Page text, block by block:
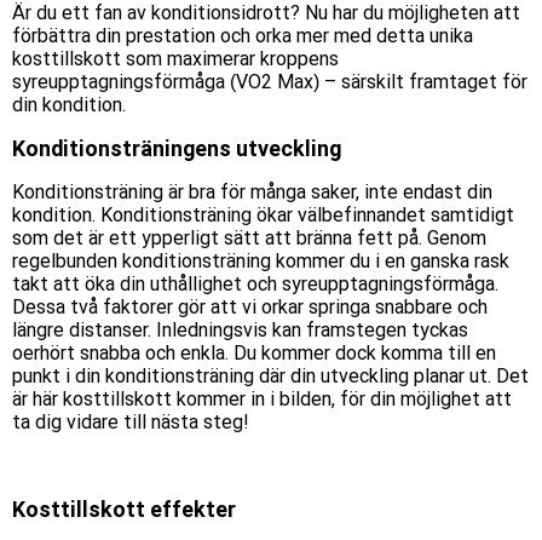
Är du ett fan av konditionsidrott? Nu har du möjligheten att
förbättra din prestation och orka mer med detta unika
kosttillskott som maximerar kroppens
syreupptagningsförmåga (VO2 Max) – särskilt framtaget för
din kondition.
Konditionsträningens utveckling
Konditionsträning är bra för många saker, inte endast din
kondition. Konditionsträning ökar välbefinnandet samtidigt
som det är ett ypperligt sätt att bränna fett på. Genom
regelbunden konditionsträning kommer du i en ganska rask
takt att öka din uthållighet och syreupptagningsförmåga.
Dessa två faktorer gör att vi orkar springa snabbare och
längre distanser. Inledningsvis kan framstegen tyckas
oerhört snabba och enkla. Du kommer dock komma till en
punkt i din konditionsträning där din utveckling planar ut. Det
är här kosttillskott kommer in i bilden, för din möjlighet att
ta dig vidare till nästa steg!
Kosttillskott effekter